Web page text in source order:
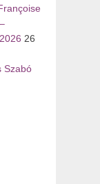
26
Szabó